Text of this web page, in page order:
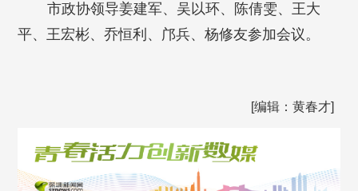
市政协领导姜建军、吴以环、陈倩雯、王大
平、王宏彬、乔恒利、邝兵、杨修友参加会议。
[编辑：黄春才]